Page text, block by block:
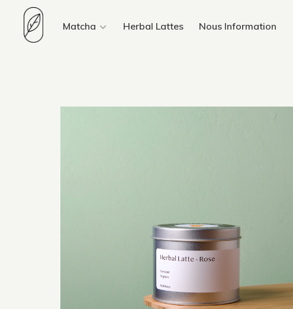
Matcha Herbal Lattes Nous Information